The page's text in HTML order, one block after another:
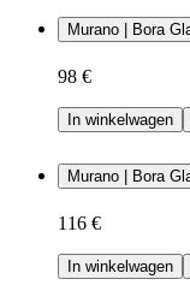
Murano | Bora
98 €
In winkelwagen
Murano | Bora
116 €
In winkelwagen